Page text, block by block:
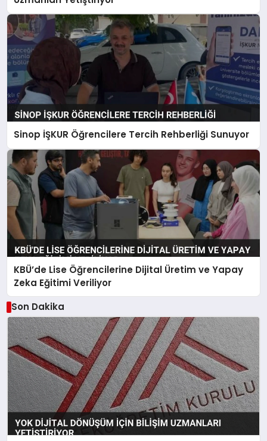
Sinop İŞKUR Öğrencilere Tercih Rehberliği Sunuyor
KBÜ’de Lise Öğrencilerine Dijital Üretim ve Yapay
Zeka Eğitimi Veriliyor
Son Dakika